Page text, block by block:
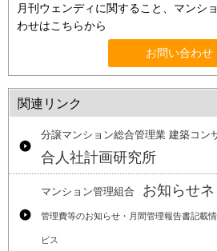
月刊ウェンディに関すること、マンシ
わせはこちらから
お問い合わせ
関連リンク
分譲マンション総合管理業 建築コン
合人社計画研究所
マンション管理組合 お知らせネ
管理費等のお知らせ・月間管理報告書記載
ビス